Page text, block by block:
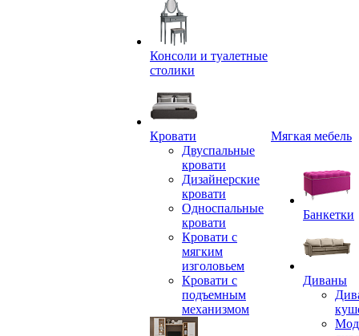
Консоли и туалетные
столики
Кровати
Двуспальные
кровати
Дизайнерские
кровати
Односпальные
кровати
Кровати с
мягким
изголовьем
Кровати с
подъемным
механизмом
Мягкая мебель
Банкетки
Диваны